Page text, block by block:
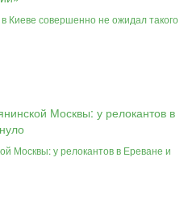
Киеве совершенно не ожидал такого
Москвы: у релокантов в Ереване и